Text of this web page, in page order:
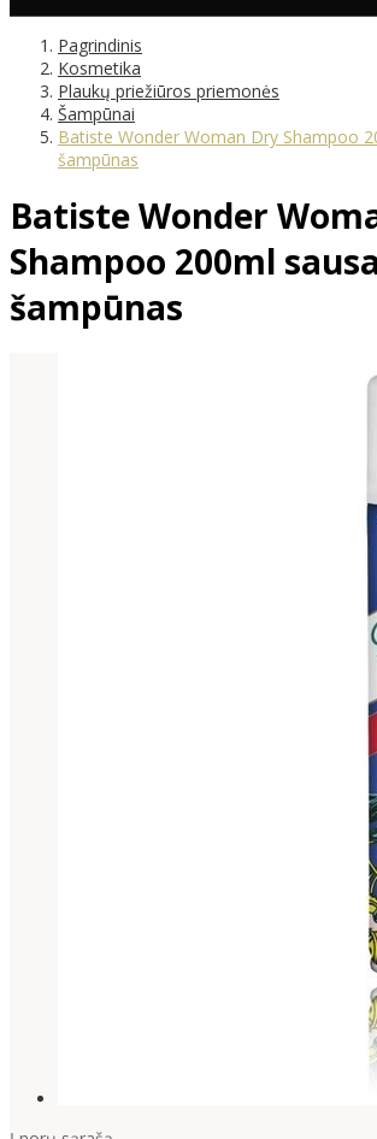
Pagrindinis
Kosmetika
Plaukų priežiūros priemonės
Šampūnai
Batiste Wonder Woman Dry Shampoo
šampūnas
Batiste Wonder
Shampoo 200ml
šampūnas